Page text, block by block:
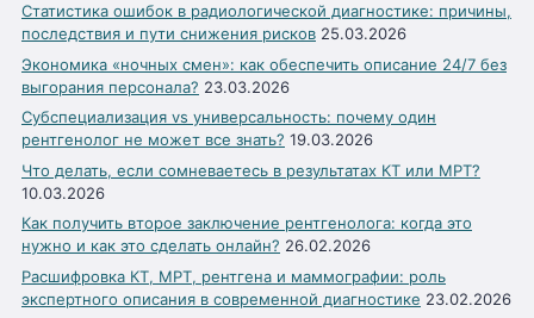
Статистика ошибок в радиологической диагностике: причины,
последствия и пути снижения рисков 25.03.2026
Экономика «ночных смен»: как обеспечить описание 24/7 без
выгорания персонала? 23.03.2026
Субспециализация vs универсальность: почему один
рентгенолог не может все знать? 19.03.2026
Что делать, если сомневаетесь в результатах КТ или МРТ?
10.03.2026
Как получить второе заключение рентгенолога: когда это
нужно и как это сделать онлайн? 26.02.2026
Расшифровка КТ, МРТ, рентгена и маммографии: роль
экспертного описания в современной диагностике 23.02.2026